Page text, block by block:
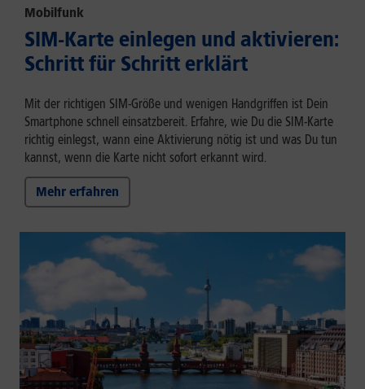
Mobilfunk
SIM-Karte einlegen und aktivieren:
Schritt für Schritt erklärt
Mit der richtigen SIM-Größe und wenigen Handgriffen ist Dein
Smartphone schnell einsatzbereit. Erfahre, wie Du die SIM-Karte
richtig einlegst, wann eine Aktivierung nötig ist und was Du tun
kannst, wenn die Karte nicht sofort erkannt wird.
Mehr erfahren